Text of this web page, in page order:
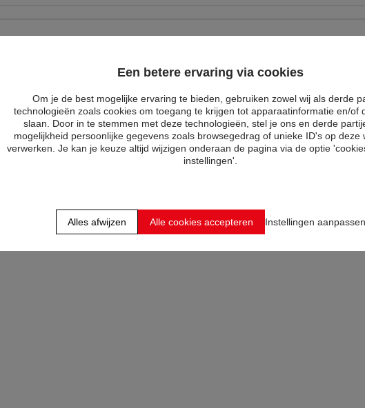
ons
privacy statement
Een betere ervaring via cookies
Om je de best mogelijke ervaring te bieden, gebruiken zowel wij als derde
technologieën zoals cookies om toegang te krijgen tot apparaatinformatie en/of
slaan. Door in te stemmen met deze technologieën, stel je ons en derde
mogelijkheid persoonlijke gegevens zoals browsegedrag of unieke ID's op deze
verwerken. Je kan je keuze altijd wijzigen onderaan de pagina via de optie
instellingen'.
Alles afwijzen Alle cookies accepteren Instellingen aanpassen